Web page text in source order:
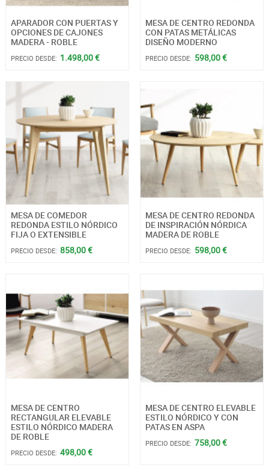
APARADOR CON PUERTAS Y
OPCIONES DE CAJONES
MADERA - ROBLE
PRECIO DESDE: 1.498,00 €
MESA DE CENTRO REDONDA
CON PATAS METÁLICAS
DISEÑO MODERNO
PRECIO DESDE: 598,00 €
MESA DE COMEDOR
REDONDA ESTILO NÓRDICO
FIJA O EXTENSIBLE
PRECIO DESDE: 858,00 €
MESA DE CENTRO REDONDA
DE INSPIRACIÓN NÓRDICA
MADERA DE ROBLE
PRECIO DESDE: 598,00 €
MESA DE CENTRO
RECTANGULAR ELEVABLE
ESTILO NÓRDICO MADERA
DE ROBLE
PRECIO DESDE: 498,00 €
MESA DE CENTRO ELEVABLE
ESTILO NÓRDICO Y CON
PATAS EN ASPA
PRECIO DESDE: 758,00 €